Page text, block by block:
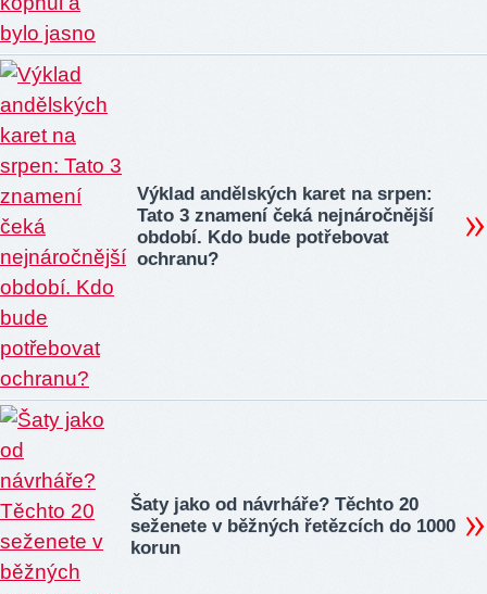
Výklad andělských karet na srpen:
Tato 3 znamení čeká nejnáročnější
období. Kdo bude potřebovat
ochranu?
Šaty jako od návrháře? Těchto 20
seženete v běžných řetězcích do 1000
korun